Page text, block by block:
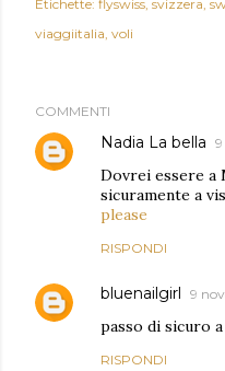
Etichette: flyswiss svizzera
viaggiitalia voli
COMMENTI
Nadia La bella
Dovrei essere a
sicuramente a
please
RISPONDI
bluenailgirl 9
passo di sicuro
RISPONDI